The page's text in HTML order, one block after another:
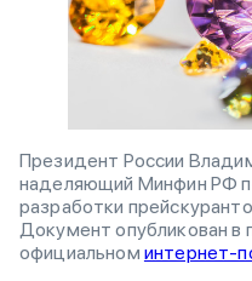
Президент России
наделяющий Минфин РФ
разработки
Документ опубликован в
официальном интернет-